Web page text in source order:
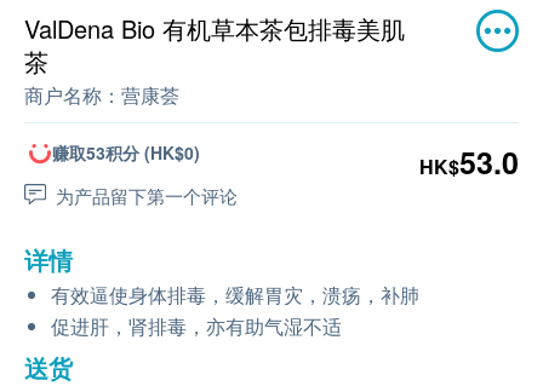
ValDena Bio 有机草本茶包排毒美肌
茶
商户名称： 营康荟
赚取53积分 (HK$0)
为产品留下第一个评论
HK$53.0
详情
有效逼使身体排毒，缓解胃灾，溃疡，补肺
促进肝，肾排毒，亦有助气湿不适
送货